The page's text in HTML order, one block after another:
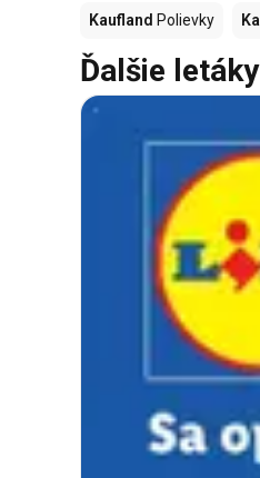
Kaufland Polievky
Ďalšie